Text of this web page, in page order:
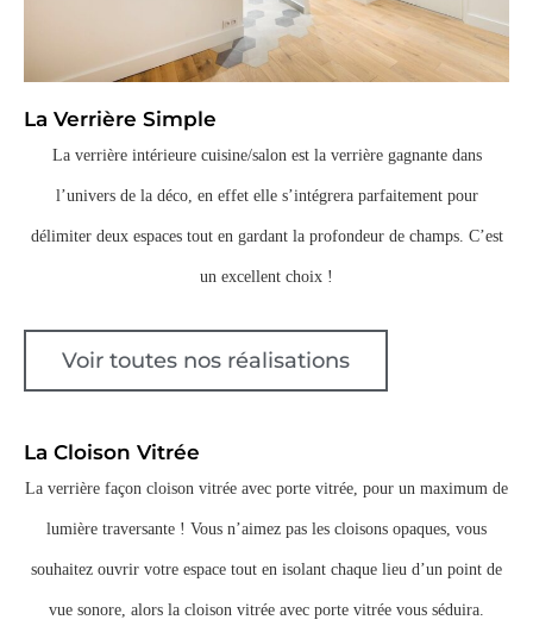
La Verrière Simple
La verrière intérieure cuisine/salon est la verrière gagnante dans
l’univers de la déco, en effet elle s’intégrera parfaitement pour
délimiter deux espaces tout en gardant la profondeur de champs. C’est
un excellent choix !
Voir toutes nos réalisations
La Cloison Vitrée
La verrière façon cloison vitrée avec porte vitrée, pour un maximum de
lumière traversante ! Vous n’aimez pas les cloisons opaques, vous
souhaitez ouvrir votre espace tout en isolant chaque lieu d’un point de
vue sonore, alors la cloison vitrée avec porte vitrée vous séduira.